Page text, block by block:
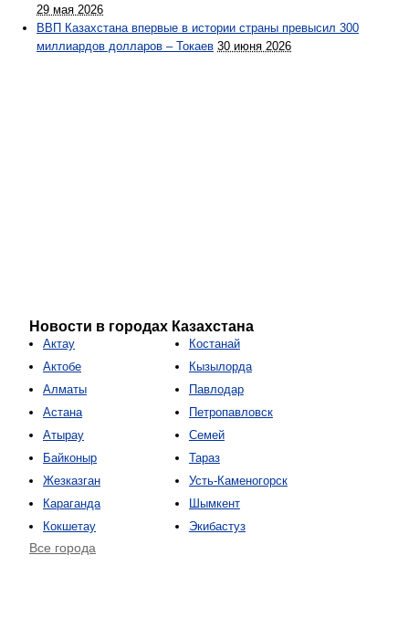
29 мая 2026
ВВП Казахстана впервые в истории страны превысил 300
миллиардов долларов – Токаев 30 июня 2026
Новости в городах Казахстана
Актау
Актобе
Алматы
Астана
Атырау
Байконыр
Жезказган
Караганда
Кокшетау
Костанай
Кызылорда
Павлодар
Петропавловск
Семей
Тараз
Усть-Каменогорск
Шымкент
Экибастуз
Все города